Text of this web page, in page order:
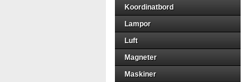
Koordinatbord
Lampor
Luft
Magneter
Maskiner